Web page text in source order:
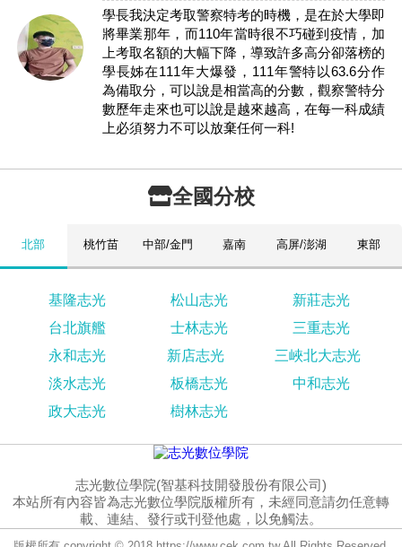
學長我決定考取警察特考的時機，是在於大學即
將畢業那年，而110年當時很不巧碰到疫情，加
上考取名額的大幅下降，導致許多高分卻落榜的
學長姊在111年大爆發，111年警特以63.6分作
為備取分，可以說是相當高的分數，觀察警特分
數歷年走來也可以說是越來越高，在每一科成績
上必須努力不可以放棄任何一科!
全國分校
北部 桃竹苗 中部/金門 嘉南 高屏/澎湖 東部
基隆志光 松山志光
新莊志光
台北旗艦
士林志光
三重志光
永和志光
新店志光
三峽北大志光
淡水志光
板橋志光
中和志光
政大志光
樹林志光
志光數位學院(智基科技開發股份有限公司)
本站所有內容皆為志光數位學院版權所有，未經同意請勿任意轉
載、連結、發行或刊登他處，以免觸法。